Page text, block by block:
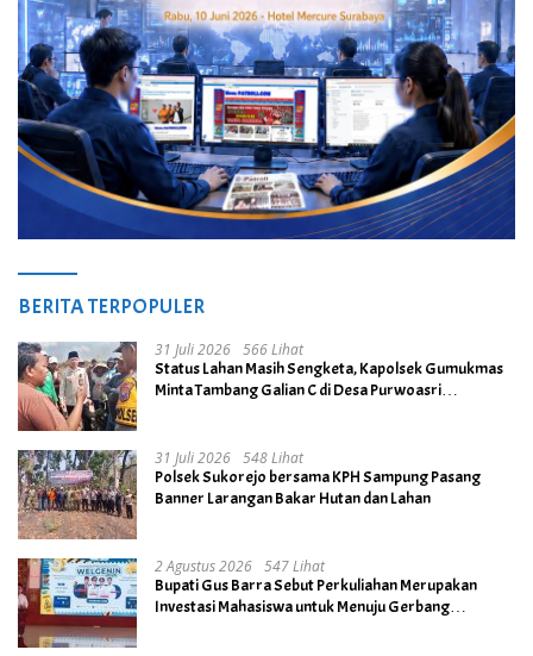
BERITA TERPOPULER
31 Juli 2026 566 Lihat
Status Lahan Masih Sengketa, Kapolsek Gumukmas
Minta Tambang Galian C di Desa Purwoasri
31 Juli 2026 548 Lihat
Polsek Sukorejo bersama KPH Sampung Pasang
Banner Larangan Bakar Hutan dan Lahan
2 Agustus 2026 547 Lihat
Bupati Gus Barra Sebut Perkuliahan Merupakan
Investasi Mahasiswa untuk Menuju Gerbang